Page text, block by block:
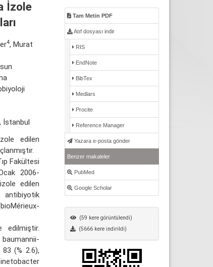
İzole
4, Murat
İstanbul
edilen
Fakültesi
2006-
edilen
edilmiştir.
(% 2.6),
Tam Metin PDF
Atıf dosyası indir
RIS
EndNote
BibTex
Medlars
Procite
Reference Manager
Yazara e-posta gönder
Benzer makaleler
PubMed
Google Scholar
(59 kere görüntülendi)
(5666 kere indirildi)